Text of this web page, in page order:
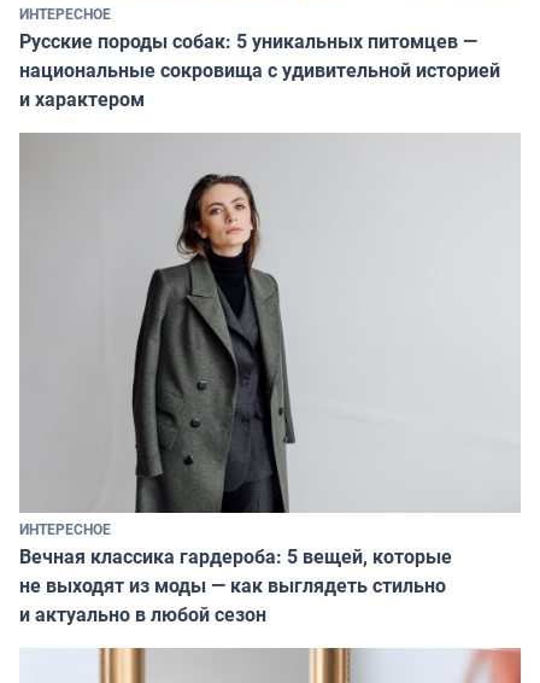
ИНТЕРЕСНОЕ
Русские породы собак: 5 уникальных питомцев —
национальные сокровища с удивительной историей
и характером
ИНТЕРЕСНОЕ
Вечная классика гардероба: 5 вещей, которые
не выходят из моды — как выглядеть стильно
и актуально в любой сезон